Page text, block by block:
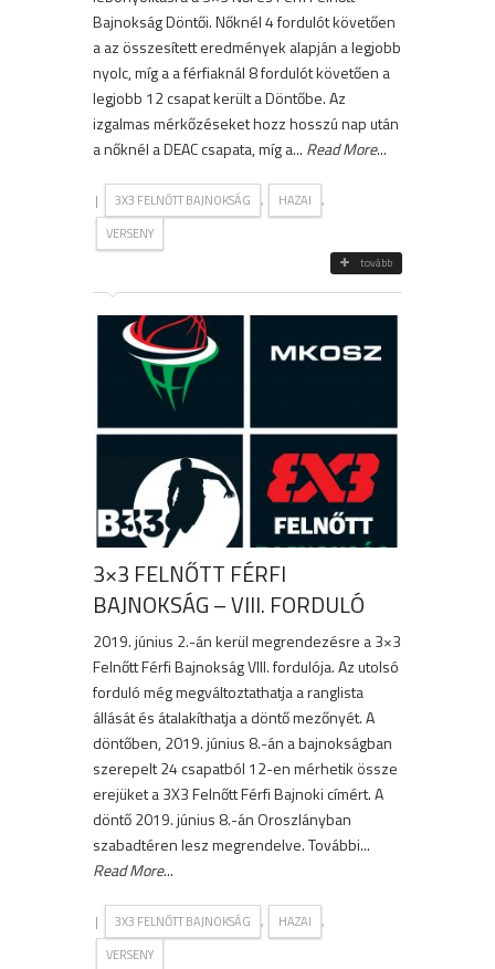
Bajnokság Döntői. Nőknél 4 fordulót követően
a az összesített eredmények alapján a legjobb
nyolc, míg a a férfiaknál 8 fordulót követően a
legjobb 12 csapat került a Döntőbe. Az
izgalmas mérkőzéseket hozz hosszú nap után
a nőknél a DEAC csapata, míg a... Read More...
| 3X3 FELNŐTT BAJNOKSÁG , HAZAI ,
VERSENY
tovább
3×3 FELNŐTT FÉRFI
BAJNOKSÁG – VIII. FORDULÓ
2019. június 2.-án kerül megrendezésre a 3×3
Felnőtt Férfi Bajnokság VIII. fordulója. Az utolsó
forduló még megváltoztathatja a ranglista
állását és átalakíthatja a döntő mezőnyét. A
döntőben, 2019. június 8.-án a bajnokságban
szerepelt 24 csapatból 12-en mérhetik össze
erejüket a 3X3 Felnőtt Férfi Bajnoki címért. A
döntő 2019. június 8.-án Oroszlányban
szabadtéren lesz megrendelve. További...
Read More...
| 3X3 FELNŐTT BAJNOKSÁG , HAZAI ,
VERSENY